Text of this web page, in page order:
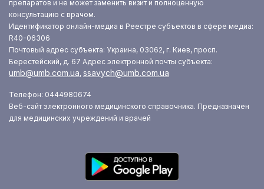
препаратов и не может заменить визит и полноценную
консультацию с врачом.
Идентификатор онлайн-медиа в Реестре субъектов в сфере медиа:
R40-06306
Почтовый адрес субъекта: Украина, 03062, г. Киев, просп.
Берестейский, д. 67 Адрес электронной почты субъекта:
umb@umb.com.ua, ssavych@umb.com.ua
Телефон: 0444980674
Веб-сайт электронного медицинского справочника. Предназначен
для медицинских учреждений и врачей